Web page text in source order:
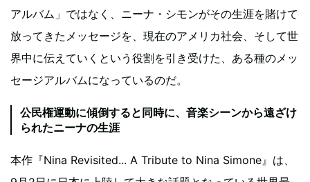
アルバム」ではなく、ニーナ・シモンがその生涯を賭けて
放ってきたメッセージを、現在のアメリカ社会、そして世
界中に伝えていくという役割を引き受けた、ある種のメッ
セージアルバムになっているのだ。
公民権運動に傾倒すると同時に、音楽シーンから遠ざけ
られたニーナの生涯
本作『Nina Revisited... A Tribute to Nina Simone』は、